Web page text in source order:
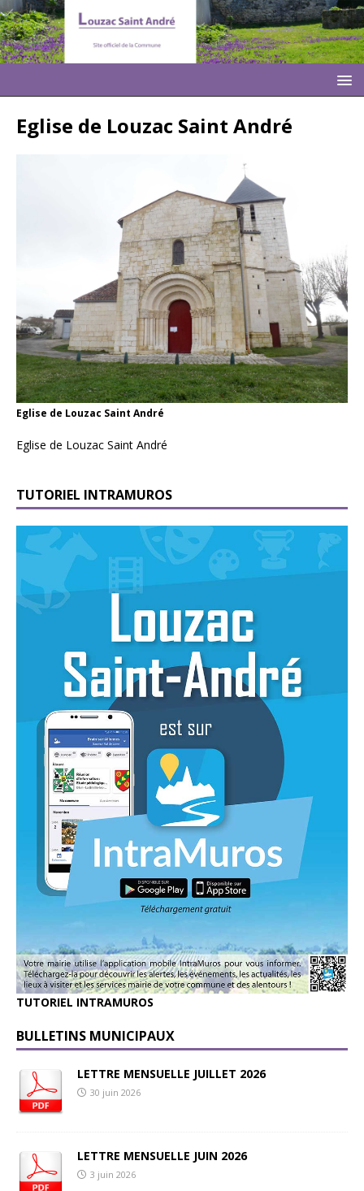
Eglise de Louzac Saint André
Eglise de Louzac Saint André
Eglise de Louzac Saint André
TUTORIEL INTRAMUROS
TUTORIEL INTRAMUROS
BULLETINS MUNICIPAUX
LETTRE MENSUELLE JUILLET 2026
30 juin 2026
LETTRE MENSUELLE JUIN 2026
3 juin 2026